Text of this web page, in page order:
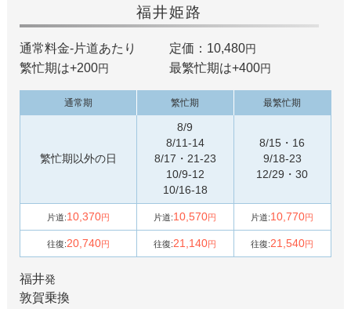
福井姫路
通常料金-片道あたり 定価：10,480円
繁忙期は+200円 最繁忙期は+400円
通常期 繁忙期 最繁忙期
繁忙期以外の日
8/9
8/11-14
8/17・21-23
10/9-12
10/16-18
8/15・16
9/18-23
12/29・30
片道:10,370円 片道:10,570円 片道:10,770円
往復:20,740円 往復:21,140円 往復:21,540円
福井発
敦賀乗換